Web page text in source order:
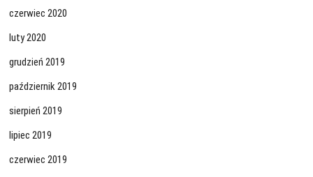
czerwiec 2020
luty 2020
grudzień 2019
październik 2019
sierpień 2019
lipiec 2019
czerwiec 2019